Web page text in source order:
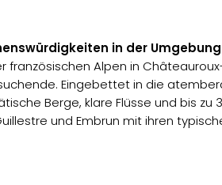
in der Umgebung
französischen Alpen in
Eingebettet in die
Berge, klare Flüsse und bis zu
und Embrun mit ihren
die höchstgelegene Stadt
von Picomtal und die Abtei